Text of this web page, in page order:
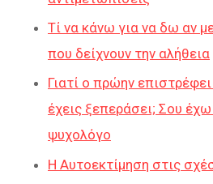
Τί να κάνω για να δω αν
που δείχνουν την αλήθεια
Γιατί ο πρώην
έχεις ξεπεράσει; Σου
ψυχολόγο
Η Αυτοεκτίμηση στις